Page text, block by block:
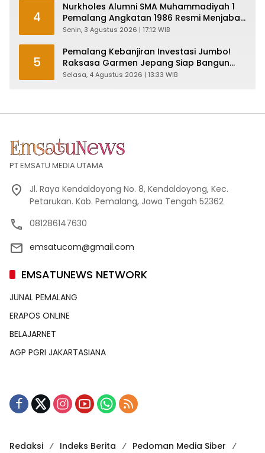
4
Nurkholes Alumni SMA Muhammadiyah 1
Pemalang Angkatan 1986 Resmi Menjabat
Plt Bupati, Inilah Pesan Ketua Asmam 86
Senin, 3 Agustus 2026 | 17:12 WIB
5
Pemalang Kebanjiran Investasi Jumbo!
Raksasa Garmen Jepang Siap Bangun
Pabrik dan Serap Ribuan Tenaga Kerja
Selasa, 4 Agustus 2026 | 13:33 WIB
PT EMSATU MEDIA UTAMA
Jl. Raya Kendaldoyong No. 8, Kendaldoyong, Kec.
Petarukan. Kab. Pemalang, Jawa Tengah 52362
081286147630
emsatucom@gmail.com
EMSATUNEWS NETWORK
JUNAL PEMALANG
ERAPOS ONLINE
BELAJARNET
AGP PGRI JAKARTASIANA
Redaksi Indeks Berita Pedoman Media Siber